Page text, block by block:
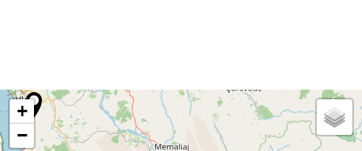
+
−